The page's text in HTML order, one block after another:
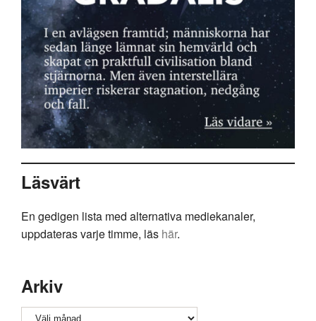
Läsvärt
En gedigen lista med alternativa mediekanaler,
uppdateras varje timme, läs här.
Arkiv
Arkiv